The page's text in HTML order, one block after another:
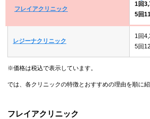
フレイアクリニック
1回
5回
レジーナクリニック
1回
5回
※価格は税込で表示しています。
では、各クリニックの特徴とおすすめの理由を順に紹
フレイアクリニック